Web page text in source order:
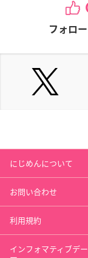
フォロ
にじめんについて
お問い合わせ
利用規約
インフォマティブデ